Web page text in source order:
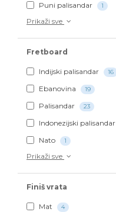
Puni palisandar 1
Prikaži sve
Fretboard
Indijski palisandar 16
Ebanovina 19
Palisandar 23
Indonezijski palisandar
Nato 1
Prikaži sve
Finiš vrata
Mat 4